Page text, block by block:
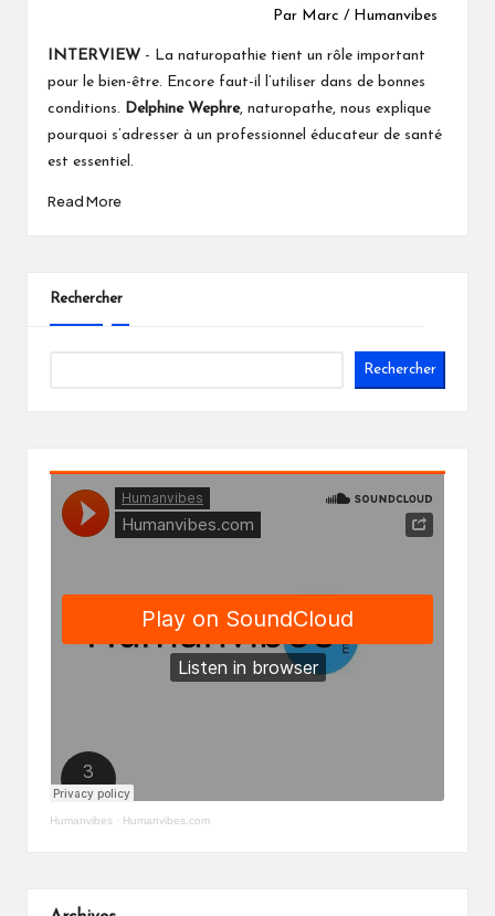
Par Marc / Humanvibes
INTERVIEW- La naturopathie tient un rôle important
pour le bien-être. Encore faut-il l’utiliser dans de bonnes
conditions. Delphine Wephre, naturopathe, nous explique
pourquoi s’adresser à un professionnel éducateur de santé
est essentiel.
Read More
Rechercher
Rechercher
Humanvibes · Humanvibes.com